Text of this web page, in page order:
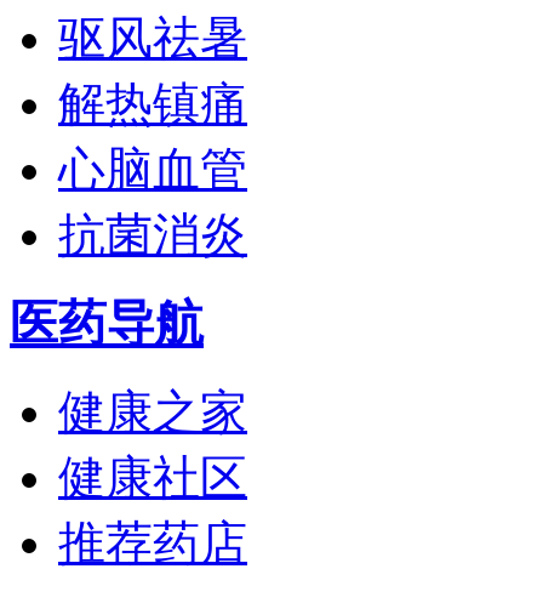
驱风祛暑
解热镇痛
心脑血管
抗菌消炎
医药导航
健康之家
健康社区
推荐药店